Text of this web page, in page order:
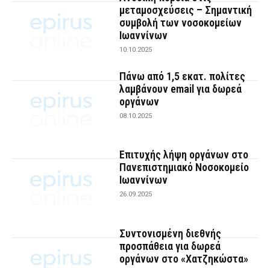
μεταμοσχεύσεις – Σημαντική
συμβολή των νοσοκομείων
Ιωαννίνων
10.10.2025
Πάνω από 1,5 εκατ. πολίτες
λαμβάνουν email για δωρεά
οργάνων
08.10.2025
Επιτυχής λήψη οργάνων στο
Πανεπιστημιακό Νοσοκομείο
Ιωαννίνων
26.09.2025
Συντονισμένη διεθνής
προσπάθεια για δωρεά
οργάνων στο «Χατζηκώστα»